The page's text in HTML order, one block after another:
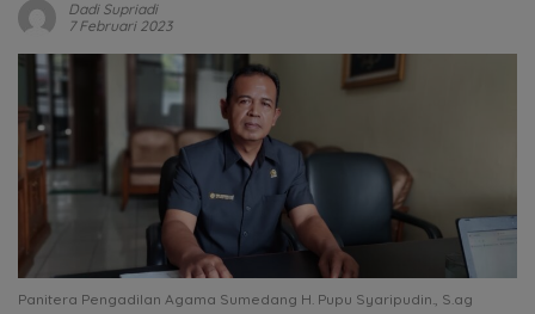
Dadi Supriadi
7 Februari 2023
Panitera Pengadilan Agama Sumedang H. Pupu Syaripudin., S.ag